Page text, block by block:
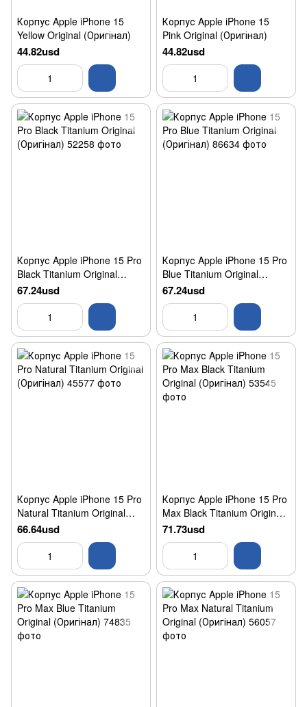
Корпус Apple iPhone 15
Yellow Original (Оригінал)
44.82usd
Корпус Apple iPhone 15
Pink Original (Оригінал)
44.82usd
Корпус Apple iPhone 15 Pro
Black Titanium Original
(Оригінал)
67.24usd
Корпус Apple iPhone 15 Pro
Blue Titanium Original
(Оригінал)
67.24usd
Корпус Apple iPhone 15 Pro
Natural Titanium Original
(Оригінал)
66.64usd
Корпус Apple iPhone 15 Pro
Max Black Titanium Original
(Оригінал)
71.73usd